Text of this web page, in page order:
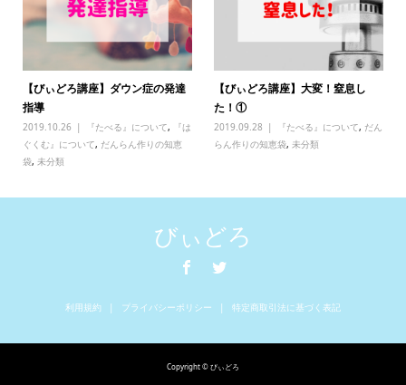
【びぃどろ講座】ダウン症の発達
指導
2019.10.26 『たべる』について,
『は
ぐくむ』について, だんらん作りの知恵
袋, 未分類
【びぃどろ講座】大変！窒息し
た！①
2019.09.28 『たべる』について, だん
らん作りの知恵袋,未分類
びぃどろ
利用規約 プライバシーポリシー 特定商取引法に基づく表記
Copyright © びぃどろ